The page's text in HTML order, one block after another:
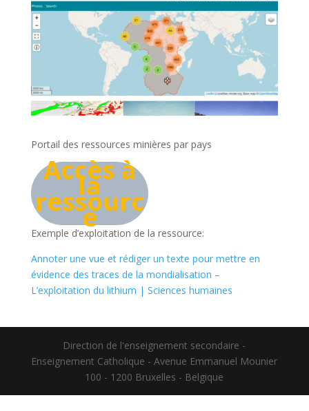
Portail des ressources minières par pays
Accès à
la
ressourc
e
Exemple d’exploitation de la ressource:
Annoter une vue et rédiger un texte pour mettre en
évidence des traces de la mondialisation –
L’exploitation du lithium | Sciences humaines
Direction de l'enseignement secondaire -
Enseignement Catholique - Avenue Emmanuel Mounier
100 - 1200 Bruxelles - Belgique